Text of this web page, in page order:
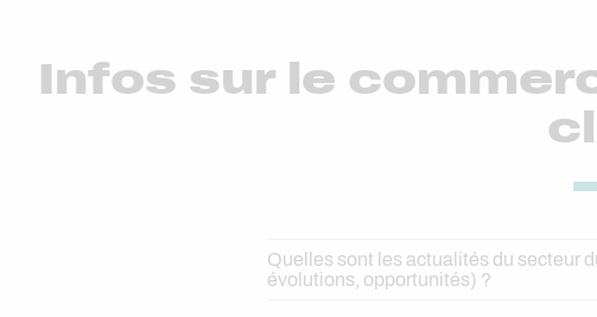
Infos sur le
Quelles sont les actualités du secteur
évolutions, opportunités) ?